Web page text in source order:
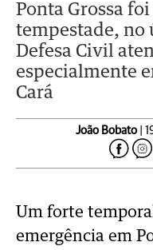
Ponta Grossa
tempestade, no
Defesa Civil
especialmente
Cará
João Bobato |
Um forte
emergência em